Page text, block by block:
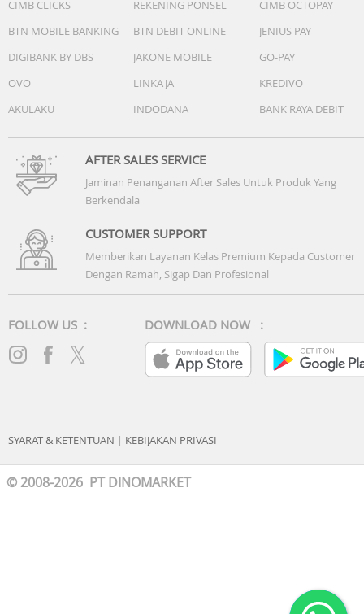
CIMB CLICKS
REKENING PONSEL
CIMB OCTOPAY
BTN MOBILE BANKING
BTN DEBIT ONLINE
JENIUS PAY
DIGIBANK BY DBS
JAKONE MOBILE
GO-PAY
OVO
LINKAJA
KREDIVO
AKULAKU
INDODANA BANK RAYA DEBIT
AFTER SALES SERVICE
Jaminan Penanganan After Sales Untuk Produk Yang
Berkendala
CUSTOMER SUPPORT
Memberikan Layanan Kelas Premium Kepada Customer
Dengan Ramah, Sigap Dan Profesional
FOLLOW US : DOWNLOAD NOW :
SYARAT & KETENTUAN | KEBIJAKAN PRIVASI
© 2008-2026 PT DINOMARKET